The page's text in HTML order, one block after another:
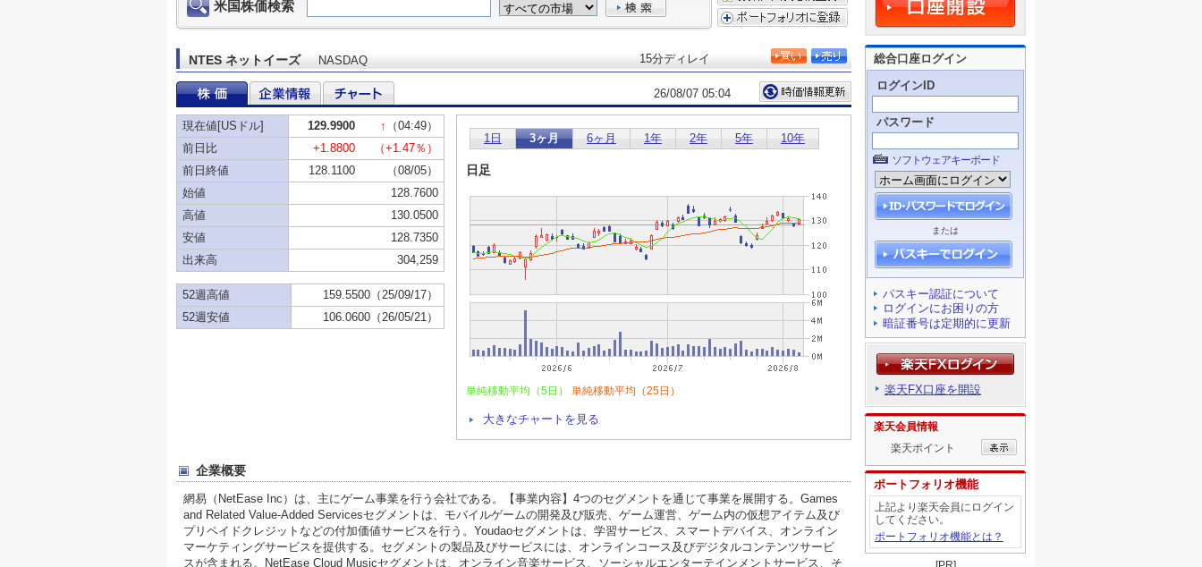
総合口座ログイン
ログインID
パスワード
ソフトウェアキーボード
または
パスキー認証について
ログインにお困りの方
暗証番号は定期的に更新
楽天FX口座を開設
楽天会員情報
楽天ポイント
ポートフォリオ機能
上記より楽天会員にログイン
してください。
ポートフォリオ機能とは？